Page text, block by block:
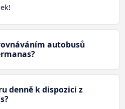
autobusů
denně k dispozici z